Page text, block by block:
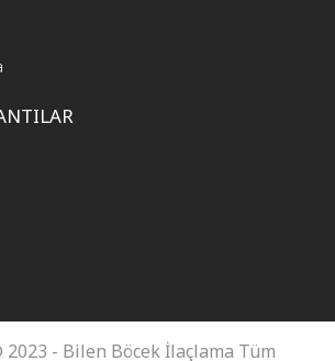
- Bilen Böcek İlaçlama Tüm